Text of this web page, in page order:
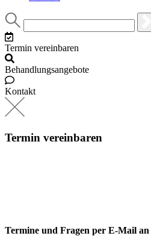
Termin vereinbaren
Behandlungsangebote
Kontakt
Termin vereinbaren
Termine und Fragen per E-Mail an